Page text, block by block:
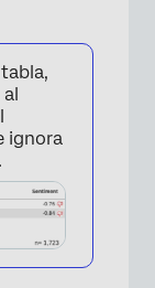
ignora